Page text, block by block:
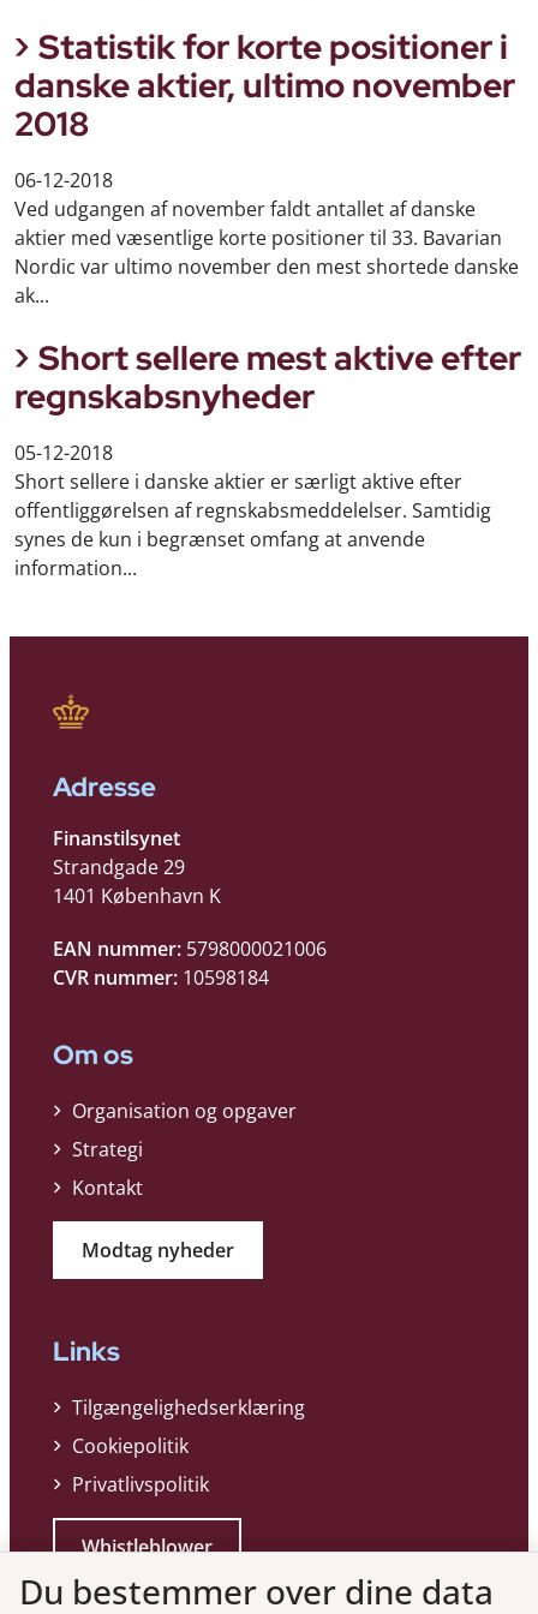
Statistik for korte positioner i
danske aktier, ultimo november
2018
06-12-2018
Ved udgangen af november faldt antallet af danske
aktier med væsentlige korte positioner til 33. Bavarian
Nordic var ultimo november den mest shortede danske
ak...
Short sellere mest aktive efter
regnskabsnyheder
05-12-2018
Short sellere i danske aktier er særligt aktive efter
offentliggørelsen af regnskabsmeddelelser. Samtidig
synes de kun i begrænset omfang at anvende
information...
Adresse
Finanstilsynet
Strandgade 29
1401 København K
EAN nummer: 5798000021006
CVR nummer: 10598184
Om os
Organisation og opgaver
Strategi
Kontakt
Modtag nyheder
Links
Tilgængelighedserklæring
Cookiepolitik
Privatlivspolitik
Whistleblower
Du bestemmer over dine data